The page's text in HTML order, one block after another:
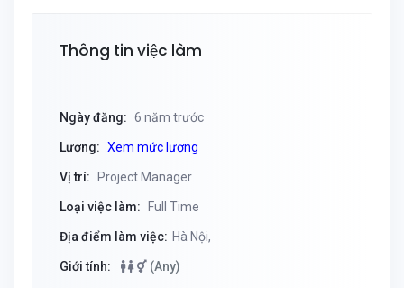
Thông tin việc làm
Ngày đăng: 6 năm trước
Lương: Xem mức lương
Vị trí: Project Manager
Loại việc làm: Full Time
Địa điểm làm việc: Hà Nội,
Giới tính: (Any)